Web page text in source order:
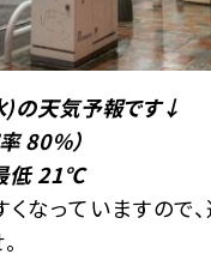
の天気予報です↓
80％）
21℃
なっていますので